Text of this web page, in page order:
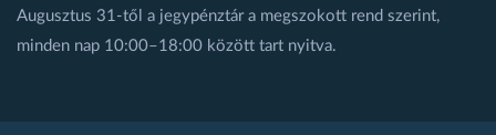
Augusztus 31-től a jegypénztár a megszokott rend szerint,
minden nap 10:00–18:00 között tart nyitva.